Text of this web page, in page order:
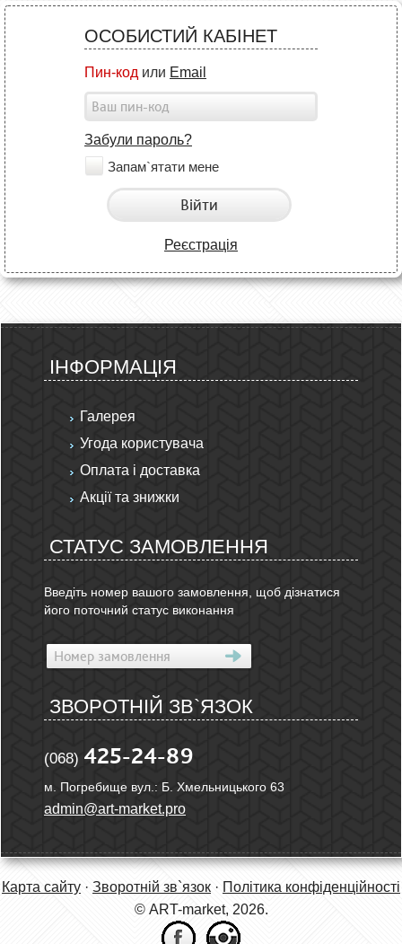
ОСОБИСТИЙ КАБІНЕТ
Пин-код или Email
Забули пароль?
Запам`ятати мене
Війти
Реєстрація
ІНФОРМАЦІЯ
Галерея
Угода користувача
Оплата і доставка
Акції та знижки
СТАТУС ЗАМОВЛЕННЯ
Введіть номер вашого замовлення, щоб дізнатися
його поточний статус виконання
ЗВОРОТНІЙ ЗВ`ЯЗОК
(068) 425-24-89
м. Погребище вул.: Б. Хмельницького 63
admin@art-market.pro
Карта сайту · Зворотній зв`язок · Політика конфіденційності
© ART-market, 2026.